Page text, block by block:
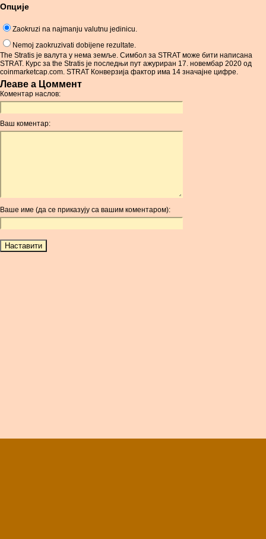
Опције
Zaokruzi na najmanju valutnu jedinicu.
Nemoj zaokruzivati dobijene rezultate.
The Stratis је валута у нема земље. Симбол за STRAT може бити написана
STRAT. Курс за the Stratis је последњи пут ажуриран 17. новембар 2020 од
coinmarketcap.com. STRAT Конверзија фактор има 14 значајне цифре.
Леаве а Цоммент
Коментар наслов:
Ваш коментар:
Ваше име (да се приказују са вашим коментаром):